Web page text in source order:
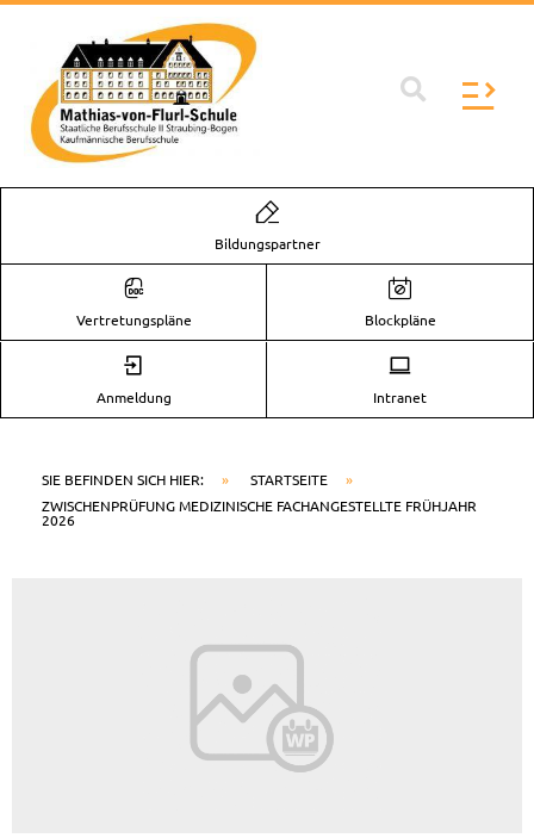
Zum
springen
Bildungspartner
Vertretungspläne Blockpläne
Anmeldung Intranet
SIE BEFINDEN SICH HIER: » STARTSEITE
»
ZWISCHENPRÜFUNG MEDIZINISCHE FACHANGESTELLTE FRÜHJAHR
2026